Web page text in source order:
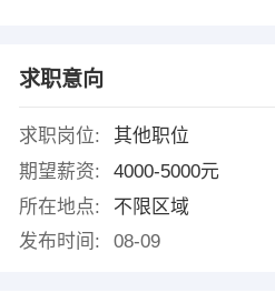
求职意向
求职岗位:
其他职位
期望薪资:
4000-5000元
所在地点:
不限区域
发布时间:
08-09